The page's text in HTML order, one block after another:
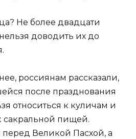
Не более двадцати
доводить их до
россиянам рассказали,
после празднования
относиться к куличам и
сакральной пищей.
Великой Пасхой, а